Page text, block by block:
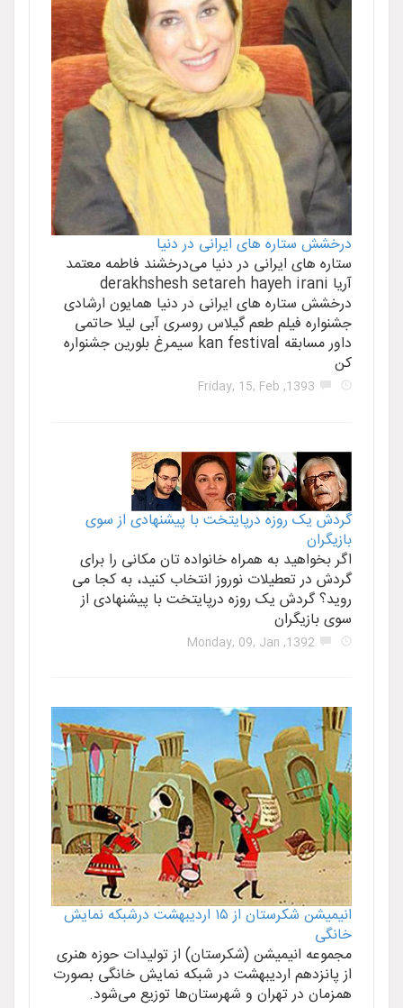
درخشش ستاره های ایرانی در دنیا
ستاره های ایرانی در دنیا می‌درخشند فاطمه معتمد
آریا derakhshesh setareh hayeh irani
درخشش ستاره های ایرانی در دنیا همایون ارشادی
جشنواره فیلم طعم گیلاس روسری آبی لیلا حاتمی
داور مسابقه kan festival سیمرغ بلورین جشنواره
کن
1393, Friday, 15, Feb
گردش یک روزه درپایتخت با پیشنهادی از سوی
بازیگران
اگر بخواهید به همراه خانواده تان مکانی را برای
گردش در تعطیلات نوروز انتخاب کنید، به کجا می
روید؟ گردش یک روزه درپایتخت با پیشنهادی از
سوی بازیگران
1392, Monday, 09, Jan
انیمیشن شکرستان از ۱۵ اردیبهشت درشبکه نمایش
خانگی
مجموعه انیمیشن (شکرستان) از تولیدات حوزه هنری
از پانزدهم اردیبهشت در شبکه نمایش خانگی بصورت
همزمان در تهران و شهرستان‌ها توزیع می‌شود.